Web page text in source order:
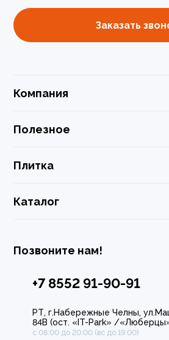
Заказать
Компания
Полезное
Плитка
Каталог
Позвоните нам!
+7 8552 91-90-91
РТ, г.Набережные Челны,
84В (ост. «IT-Park» /
с 08:00 до 20:00 (вс до 19:00)